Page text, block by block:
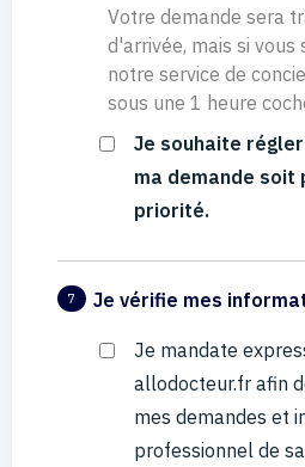
Votre demande sera
d'arrivée, mais si
notre service de
sous une 1 heure
Je souhaite
ma demande soit
priorité.
7 Je vérifie mes
Je mandate
allodocteur.fr afin
mes demandes et
professionnel de